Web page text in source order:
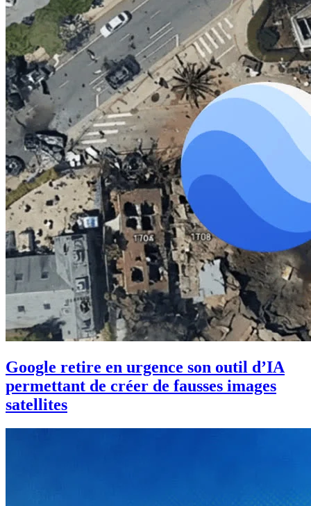
Google retire en urgence son outil d’IA
permettant de créer de fausses images
satellites